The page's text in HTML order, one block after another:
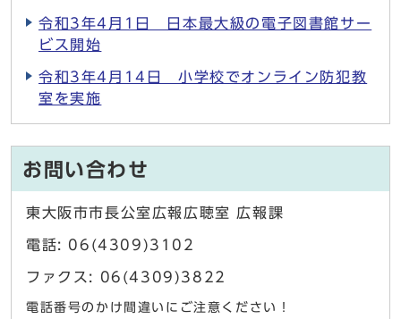
令和3年4月1日 日本最大級の電子図書館サー
ビス開始
令和3年4月14日 小学校でオンライン防犯教
室を実施
お問い合わせ
東大阪市市長公室広報広聴室 広報課
電話: 06(4309)3102
ファクス: 06(4309)3822
電話番号のかけ間違いにご注意ください！